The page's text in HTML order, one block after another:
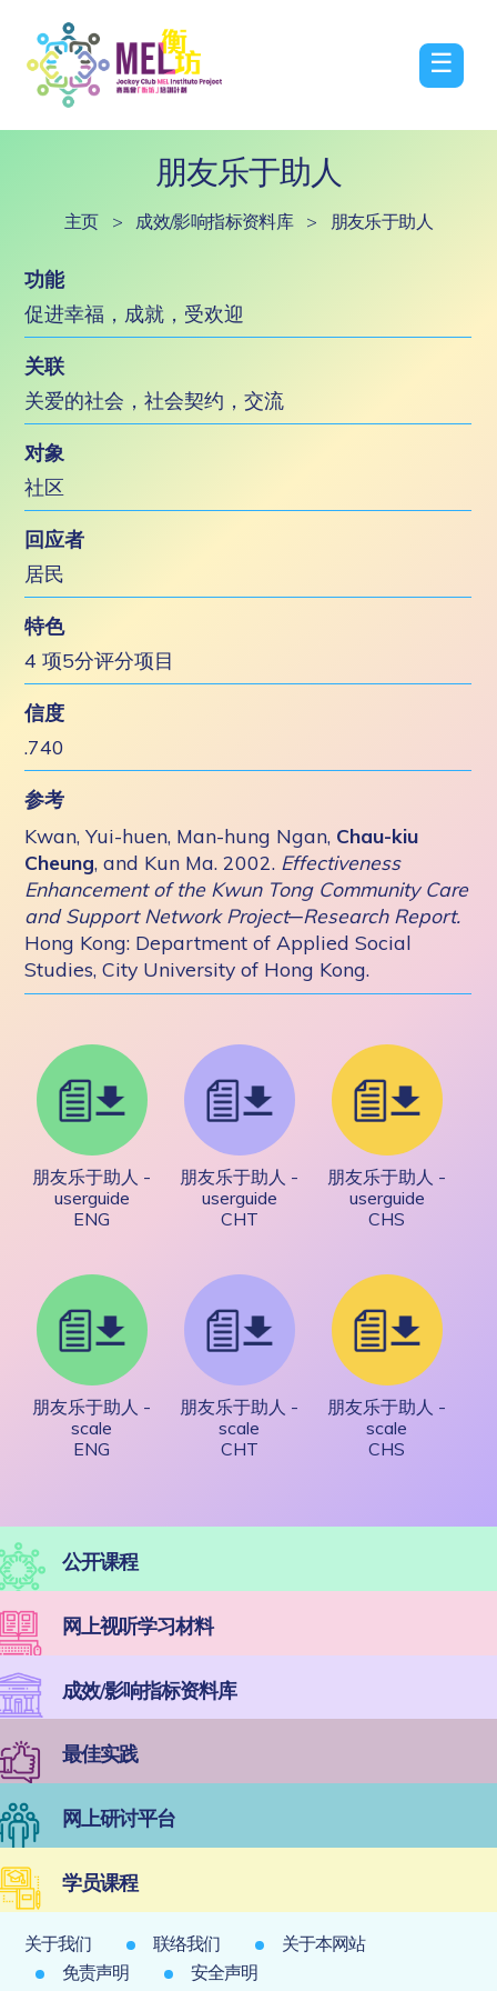
☰
朋友乐于助人
主页 > 成效/影响指标资料库 > 朋友乐于助人
功能
促进幸福，成就，受欢迎
关联
关爱的社会，社会契约，交流
对象
社区
回应者
居民
特色
4 项5分评分项目
信度
.740
参考
Kwan, Yui-huen, Man-hung Ngan, Chau-kiu
Cheung, and Kun Ma. 2002. Effectiveness
Enhancement of the Kwun Tong Community Care
and Support Network Project─Research Report.
Hong Kong: Department of Applied Social
Studies, City University of Hong Kong.
朋友乐于助人 -
userguide
ENG
朋友乐于助人 -
userguide
CHT
朋友乐于助人 -
userguide
CHS
朋友乐于助人 -
scale
ENG
朋友乐于助人 -
scale
CHT
朋友乐于助人 -
scale
CHS
公开课程
网上视听学习材料
成效/影响指标资料库
最佳实践
网上研讨平台
学员课程
关于我们 联络我们
关于本网站
免责声明
安全声明